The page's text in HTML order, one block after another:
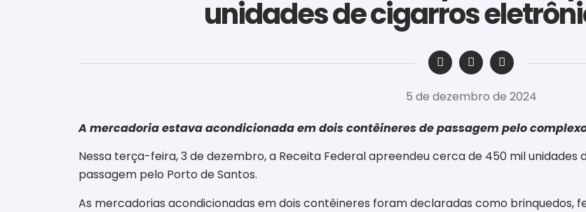
unidades de cigarros
‎ ‎ ‎ ‎ ‎ ‎ ‎ ‎ ‎ ‎ ‎ ‎ ‎ ‎ ‎ ‎ ‎ ‎ ‎ ‎ ‎ ‎ ‎ ‎ ‎ ‎ ‎ ‎ ‎ ‎ ‎
5 de dezembro de 2024
A mercadoria estava acondicionada em dois contêineres de passagem pelo
Nessa terça-feira, 3 de dezembro, a Receita Federal apreendeu cerca de 450 mil
passagem pelo Porto de Santos.
As mercadorias acondicionadas em dois contêineres foram declaradas como brinquedos,